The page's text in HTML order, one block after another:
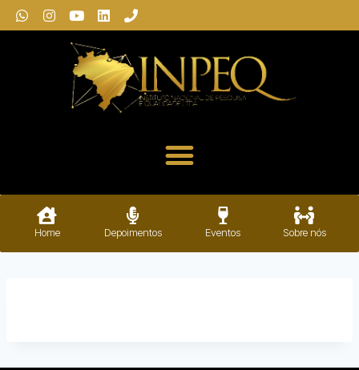
Home Depoimentos Eventos Sobre nós